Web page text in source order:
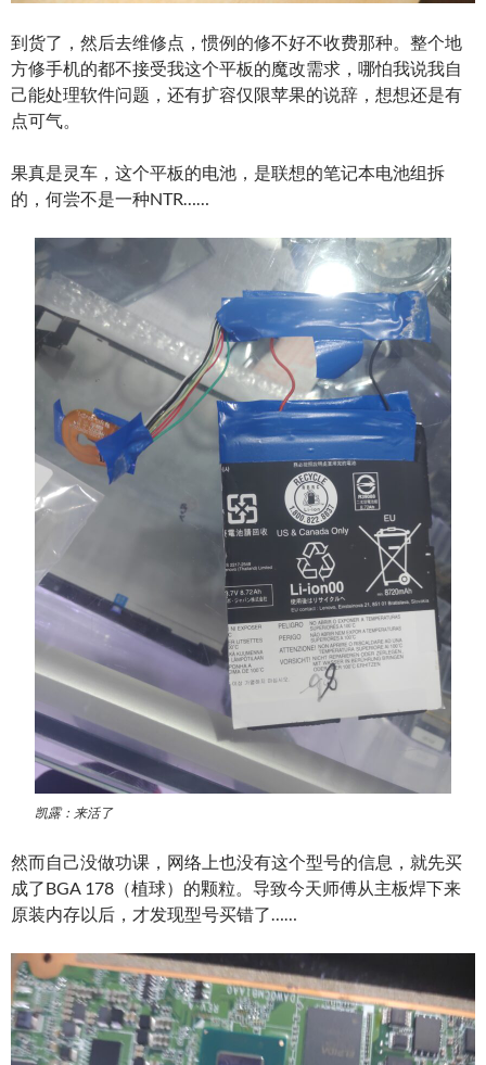
到货了，然后去维修点，惯例的修不好不收费那种。整个地
方修手机的都不接受我这个平板的魔改需求，哪怕我说我自
己能处理软件问题，还有扩容仅限苹果的说辞，想想还是有
点可气。
果真是灵车，这个平板的电池，是联想的笔记本电池组拆
的，何尝不是一种NTR……
凯露：来活了
然而自己没做功课，网络上也没有这个型号的信息，就先买
成了BGA 178（植球）的颗粒。导致今天师傅从主板焊下来
原装内存以后，才发现型号买错了……